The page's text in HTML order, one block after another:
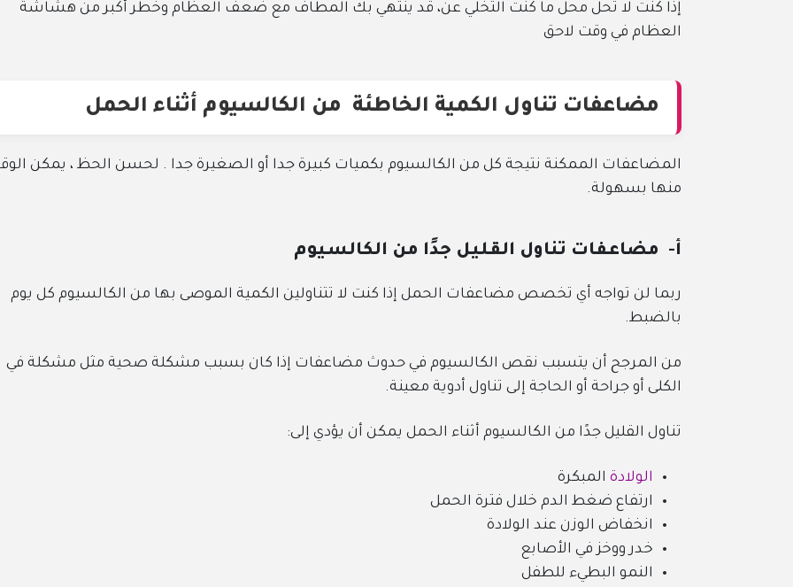
إذا كنت لا تحل محل ما كنت التخلي عن، قد ينتهي بك المطاف مع ضعف العظام وخطر أكبر من هشاشة
العظام في وقت لاحق
مضاعفات تناول الكمية الخاطئة من الكالسيوم أثناء الحمل
المضاعفات الممكنة نتيجة كل من الكالسيوم بكميات كبيرة جدا أو الصغيرة جدا . لحسن الحظ ، يمكن
منها بسهولة.
أ- مضاعفات تناول القليل جدًا من الكالسيوم
ربما لن تواجه أي تخصص مضاعفات الحمل إذا كنت لا تتناولين الكمية الموصى بها من الكالسيوم كل يوم
بالضبط.
من المرجح أن يتسبب نقص الكالسيوم في حدوث مضاعفات إذا كان بسبب مشكلة صحية مثل مشكلة في
الكلى أو جراحة أو الحاجة إلى تناول أدوية معينة.
تناول القليل جدًا من الكالسيوم أثناء الحمل يمكن أن يؤدي إلى:
الولادة المبكرة
ارتفاع ضغط الدم خلال فترة الحمل
انخفاض الوزن عند الولادة
خدر ووخز في الأصابع
النمو البطيء للطفل